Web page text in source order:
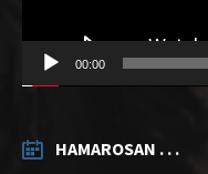
00:00
HAMAROSAN . . .